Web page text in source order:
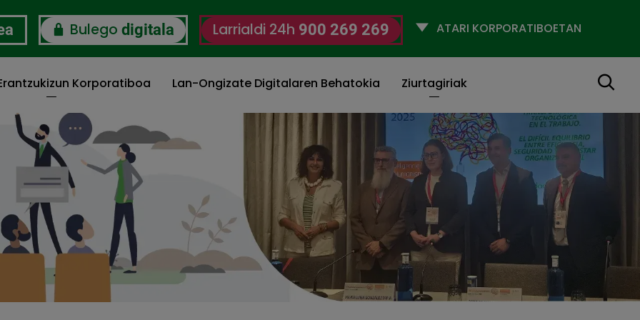
Bulego digitala Larrialdi 24h 900 269 269
Selecciona
Korporatiboa Lan-Ongizate Digitalaren Behatokia Ziurtagiriak Bilatu